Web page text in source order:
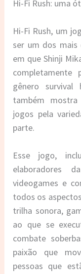
Hi-Fi Rush: uma
Hi-Fi Rush, um
ser um dos
em que Shinji
completamente
gênero
também
jogos pela
parte.
Esse jogo,
elaboradores
videogames e
todos os
trilha sonora,
ao que se
combate
paixão que
pessoas que